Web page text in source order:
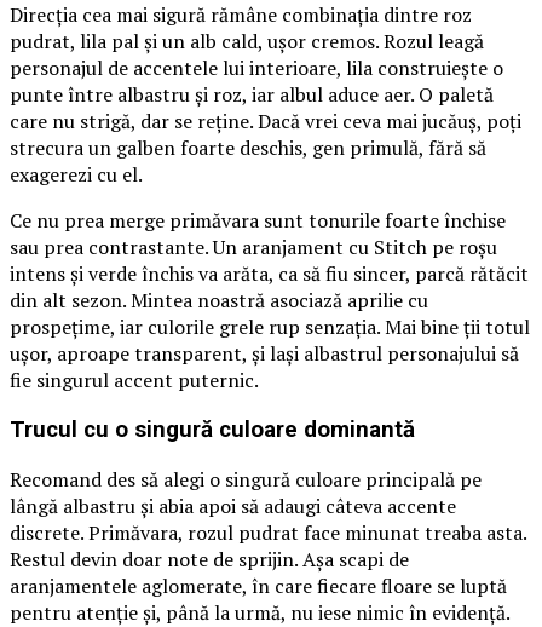
Direcția cea mai sigură rămâne combinația dintre roz
pudrat, lila pal și un alb cald, ușor cremos. Rozul leagă
personajul de accentele lui interioare, lila construiește o
punte între albastru și roz, iar albul aduce aer. O paletă
care nu strigă, dar se reține. Dacă vrei ceva mai jucăuș, poți
strecura un galben foarte deschis, gen primulă, fără să
exagerezi cu el.
Ce nu prea merge primăvara sunt tonurile foarte închise
sau prea contrastante. Un aranjament cu Stitch pe roșu
intens și verde închis va arăta, ca să fiu sincer, parcă rătăcit
din alt sezon. Mintea noastră asociază aprilie cu
prospețime, iar culorile grele rup senzația. Mai bine ții totul
ușor, aproape transparent, și lași albastrul personajului să
fie singurul accent puternic.
Trucul cu o singură culoare dominantă
Recomand des să alegi o singură culoare principală pe
lângă albastru și abia apoi să adaugi câteva accente
discrete. Primăvara, rozul pudrat face minunat treaba asta.
Restul devin doar note de sprijin. Așa scapi de
aranjamentele aglomerate, în care fiecare floare se luptă
pentru atenție și, până la urmă, nu iese nimic în evidență.